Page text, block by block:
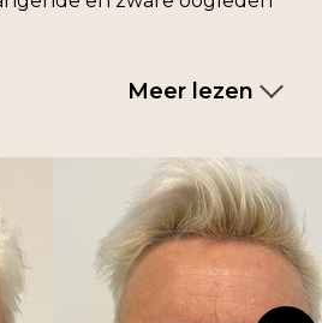
Meer lezen